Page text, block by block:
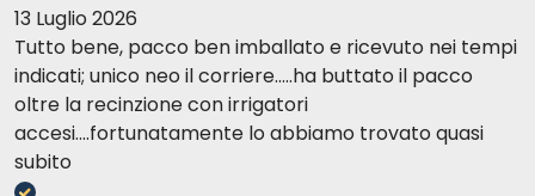
13 Luglio 2026
Tutto bene, pacco ben imballato e ricevuto nei tempi
indicati; unico neo il corriere.....ha buttato il pacco
oltre la recinzione con irrigatori
accesi....fortunatamente lo abbiamo trovato quasi
subito